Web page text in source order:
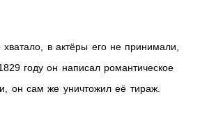
в актёры его не принимали,
году он написал романтическое
он сам же уничтожил её тираж.